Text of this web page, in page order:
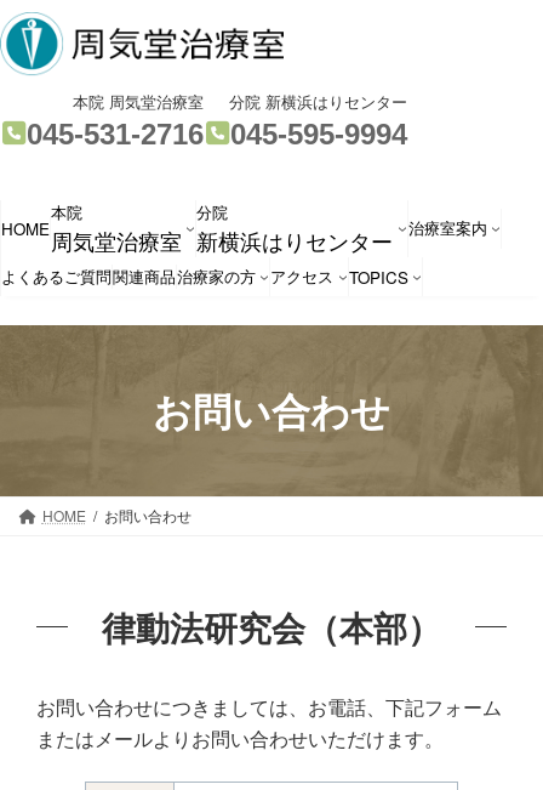
コ
ン
テ
ツ
プ
ナ
ビ
ゲ
シ
動
本院 周気堂治療室
045-531-2716
ル
リ
ク
分院 新横浜はりセンター
045-595-9994
ル
リ
ン
ク
HOME
本院
周気堂治療室
分院
新横浜はりセンター 治療室案内
よくあるご質問関連商品治療家の方 アクセス TOPICS
お問い合わせ
HOME お問い合わせ
律動法研究会（本部）
お問い合わせにつきましては、お電話、下記フォーム
またはメールよりお問い合わせいただけます。